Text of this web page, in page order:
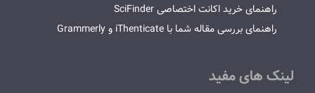
راهنمای خرید اکانت اختصاصی SciFinder
راهنمای بررسی مقاله شما با iThenticate و Grammerly
لینک های مفید